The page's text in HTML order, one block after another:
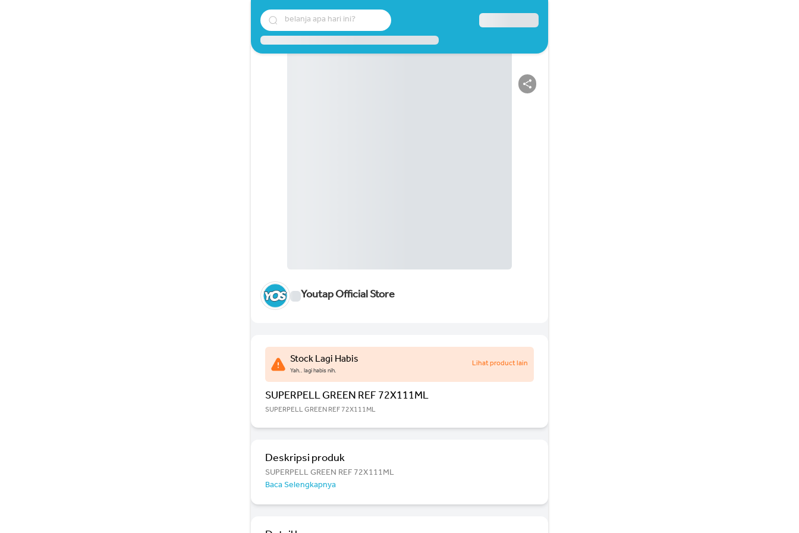
belanja apa hari ini?
Youtap Official Store
Stock Lagi Habis
Yah.. lagi habis nih.
Lihat product lain
SUPERPELL GREEN REF 72X111ML
SUPERPELL GREEN REF 72X111ML
Deskripsi produk
SUPERPELL GREEN REF 72X111ML
Baca Selengkapnya